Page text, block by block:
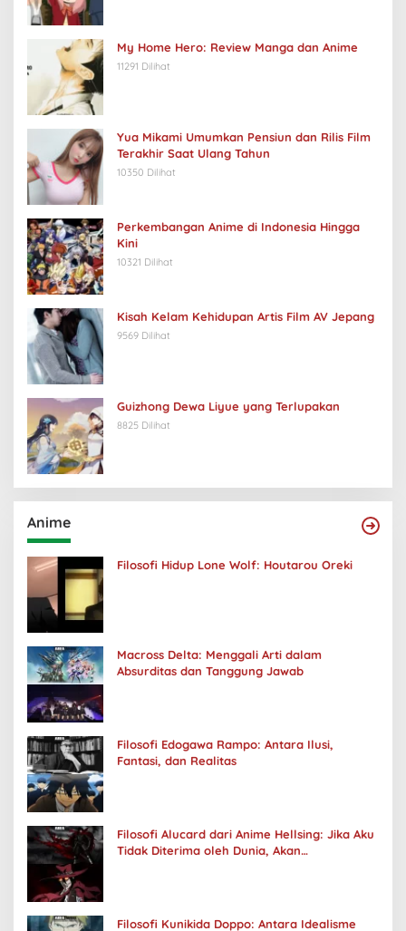
My Home Hero: Review Manga dan Anime
11291 Dilihat
Yua Mikami Umumkan Pensiun dan Rilis Film
Terakhir Saat Ulang Tahun
10350 Dilihat
Perkembangan Anime di Indonesia Hingga
Kini
10321 Dilihat
Kisah Kelam Kehidupan Artis Film AV Jepang
9569 Dilihat
Guizhong Dewa Liyue yang Terlupakan
8825 Dilihat
Anime
Filosofi Hidup Lone Wolf: Houtarou Oreki
Macross Delta: Menggali Arti dalam
Absurditas dan Tanggung Jawab
Filosofi Edogawa Rampo: Antara Ilusi,
Fantasi, dan Realitas
Filosofi Alucard dari Anime Hellsing: Jika Aku
Tidak Diterima oleh Dunia, Akan
Filosofi Kunikida Doppo: Antara Idealisme